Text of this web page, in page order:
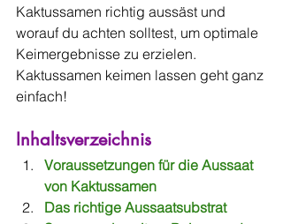
Kaktussamen richtig aussäst und
worauf du achten solltest, um optimale
Keimergebnisse zu erzielen.
Kaktussamen keimen lassen geht ganz
einfach!
Inhaltsverzeichnis
Voraussetzungen für die Aussaat
von Kaktussamen
Das richtige Aussaatsubstrat